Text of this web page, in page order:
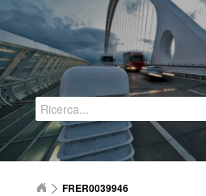
Regione Emilia-Romagna
FRER0039946